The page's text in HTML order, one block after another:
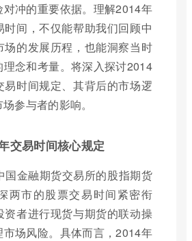
冲的重要依据。理解2014年
时间，不仅能帮助我们回顾中
场的发展历程，也能洞察当时
念和考量。将深入探讨2014
易时间规定、其背后的市场逻
参与者的影响。
交易时间核心规定
国金融期货交易所的股指期货
两市的股票交易时间紧密衔
资者进行现货与期货的联动操
场风险。具体而言，2014年